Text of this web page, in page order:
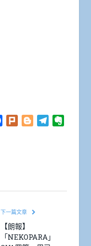
Facebook
Plurk BloggerTelegram
下一篇文章
【朗報】
「NEKOPARA」